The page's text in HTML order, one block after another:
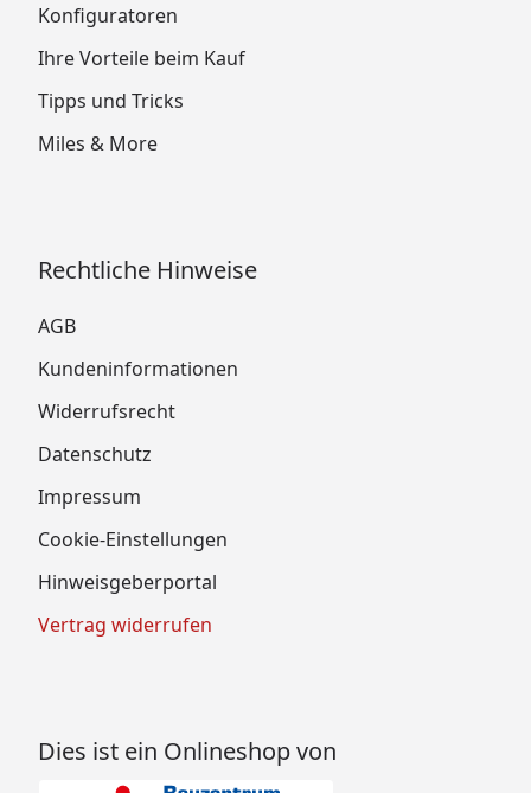
Konfiguratoren
Ihre Vorteile beim Kauf
Tipps und Tricks
Miles & More
Rechtliche Hinweise
AGB
Kundeninformationen
Widerrufsrecht
Datenschutz
Impressum
Cookie-Einstellungen
Hinweisgeberportal
Vertrag widerrufen
Dies ist ein Onlineshop von